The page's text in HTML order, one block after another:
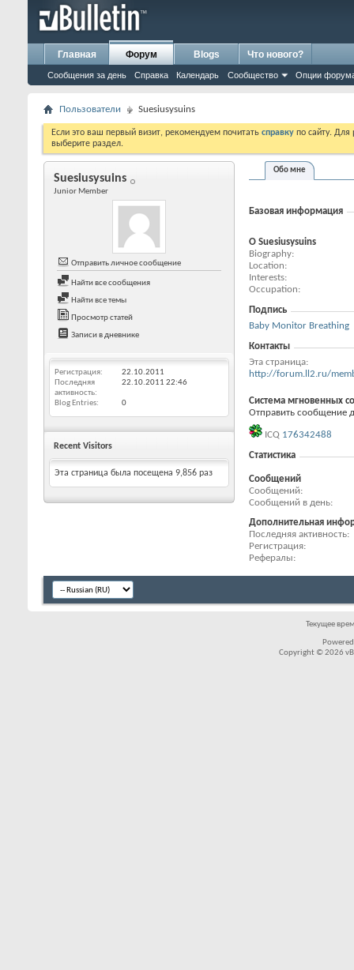
Главная Форум
Сообщения за день Справка Календарь Сообщество Опции
Blogs Что нового?
Пользователи Suesiusysuins
Если это ваш первый визит, рекомендуем почитать справку по сайту.
выберите раздел.
Suesiusysuins
Junior Member
Отправить личное сообщение
Найти все сообщения
Найти все темы
Просмотр статей
Записи в дневнике
Регистрация
22.10.2011
Последняя
активность
22.10.2011 22:46
Blog Entries 0
Recent Visitors
Эта страница была посещена 9,856 раз
Обо мне
Базовая информация
О Suesiusysuins
Biography
Location
Interests
Occupation
Подпись
Baby Monitor Breathing
Контакты
Эта страница
http://forum.ll2.ru/
Система мгновенных
Отправить сообщение
ICQ 176342488
Статистика
Сообщений
Сообщений
Сообщений в день
Дополнительная
Последняя активность
Регистрация
Рефералы
Текущее
Copyright © 2026